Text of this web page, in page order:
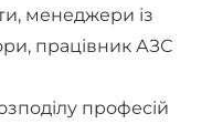
менеджери із
працівник АЗС
професій